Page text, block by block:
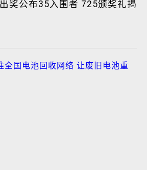
奖公布35入围者 725颁奖礼揭